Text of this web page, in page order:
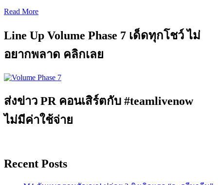
Read More
Line Up Volume Phase 7 เด็ดทุกโชว์ ไม่
อยากพลาด คลิกเลย
ส่งข่าว PR คอนเสิร์ตกับ #teamlivenow
ไม่มีค่าใช้จ่าย
Recent Posts